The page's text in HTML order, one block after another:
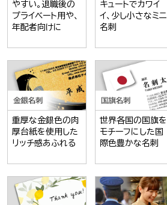
やすい。退職後の
プライベート用や、
年配者向けに
キュートでカワイ
イ、少し小さなミニ
名刺
重厚な金銀色の肉
厚台紙を使用した
リッチ感あふれる
世界各国の国旗を
モチーフにした国
際色豊かな名刺